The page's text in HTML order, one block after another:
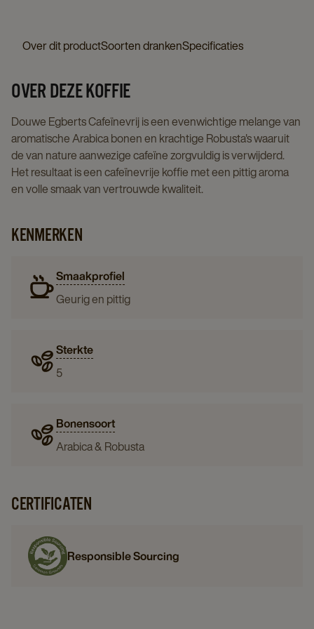
details
Over dit productSoorten drankenSpecificaties
OVER DEZE KOFFIE
Douwe Egberts Cafeïnevrij is een evenwichtige melange van
aromatische Arabica bonen en krachtige Robusta's waaruit
de van nature aanwezige cafeïne zorgvuldig is verwijderd.
Het resultaat is een cafeïnevrije koffie met een pittig aroma
en volle smaak van vertrouwde kwaliteit.
KENMERKEN
Smaakprofiel
Geurig en pittig
Sterkte
5
Bonensoort
Arabica & Robusta
CERTIFICATEN
Responsible Sourcing